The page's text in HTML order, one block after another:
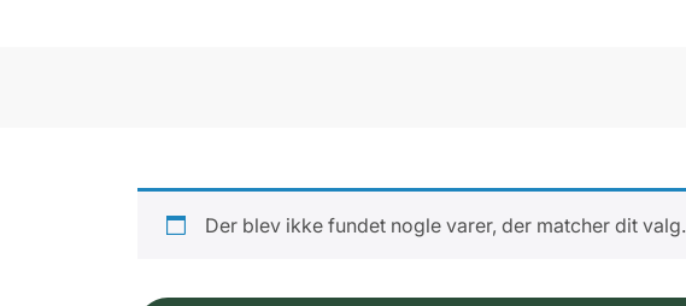
Der blev ikke fundet nogle varer, der matcher dit valg.